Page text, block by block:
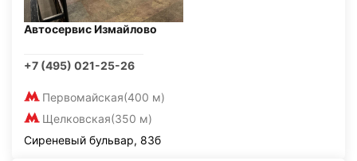
Автосервис Измайлово
+7 (495) 021-25-26
Первомайская(400 м)
Щелковская(350 м)
Сиреневый бульвар, 83б